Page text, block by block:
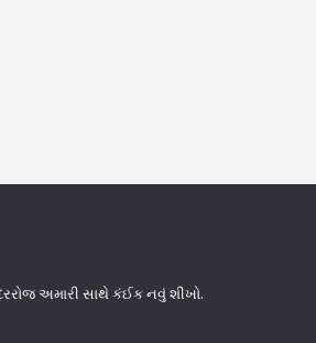
અમારી સાથે કંઈક નવું શીખો.